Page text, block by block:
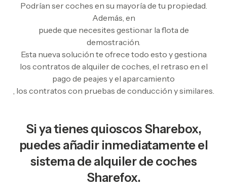
Podrían ser coches en su mayoría de tu propiedad.
Además, en
puede que necesites gestionar la flota de
demostración.
Esta nueva solución te ofrece todo esto y gestiona
los contratos de alquiler de coches, el retraso en el
pago de peajes y el aparcamiento
, los contratos con pruebas de conducción y similares.
Si ya tienes quioscos Sharebox,
puedes añadir inmediatamente el
sistema de alquiler de coches
Sharefox.